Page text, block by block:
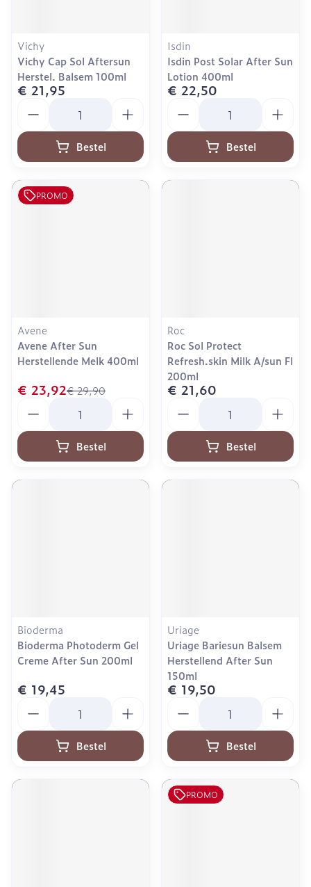
Vichy
Vichy Cap Sol Aftersun
Herstel. Balsem 100ml
€ 21,95
Bestel
Isdin
Isdin Post Solar After Sun
Lotion 400ml
€ 22,50
Bestel
PROMO
Avene
Avene After Sun
Herstellende Melk 400ml
€ 29,90
€ 23,92
Bestel
Roc
Roc Sol Protect
Refresh.skin Milk A/sun Fl
200ml
€ 21,60
Bestel
Bioderma
Bioderma Photoderm Gel
Creme After Sun 200ml
€ 19,45
Bestel
Uriage
Uriage Bariesun Balsem
Herstellend After Sun
150ml
€ 19,50
Bestel
PROMO